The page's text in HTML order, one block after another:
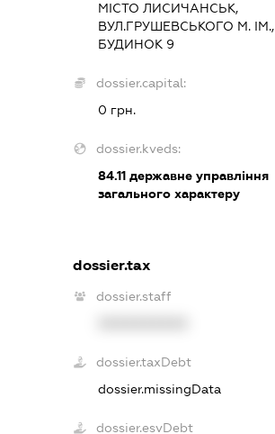
МІСТО ЛИСИЧАНСЬК,
ВУЛ.ГРУШЕВСЬКОГО М. ІМ.,
БУДИНОК 9
dossier.capital:
0 грн.
dossier.kveds:
84.11 державне управління
загального характеру
dossier.tax
dossier.staff
dossier.taxDebt
dossier.missingData
dossier.esvDebt